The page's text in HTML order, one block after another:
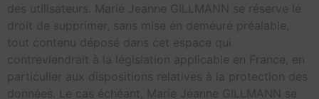
des utilisateurs. Marie Jeanne GILLMANN se réserve le
droit de supprimer, sans mise en demeure préalable,
tout contenu déposé dans cet espace qui
contreviendrait à la législation applicable en France, en
particulier aux dispositions relatives à la protection des
données. Le cas échéant, Marie Jeanne GILLMANN se